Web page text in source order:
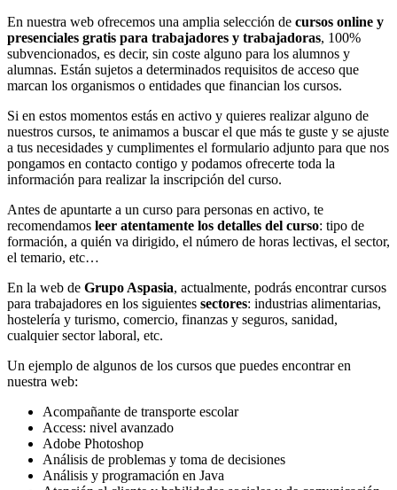
En nuestra web ofrecemos una amplia selección de cursos online y
presenciales gratis para trabajadores y trabajadoras, 100%
subvencionados, es decir, sin coste alguno para los alumnos y
alumnas. Están sujetos a determinados requisitos de acceso que
marcan los organismos o entidades que financian los cursos.
Si en estos momentos estás en activo y quieres realizar alguno de
nuestros cursos, te animamos a buscar el que más te guste y se ajuste
a tus necesidades y cumplimentes el formulario adjunto para que nos
pongamos en contacto contigo y podamos ofrecerte toda la
información para realizar la inscripción del curso.
Antes de apuntarte a un curso para personas en activo, te
recomendamos leer atentamente los detalles del curso: tipo de
formación, a quién va dirigido, el número de horas lectivas, el sector,
el temario, etc…
En la web de Grupo Aspasia, actualmente, podrás encontrar cursos
para trabajadores en los siguientes sectores: industrias alimentarias,
hostelería y turismo, comercio, finanzas y seguros, sanidad,
cualquier sector laboral, etc.
Un ejemplo de algunos de los cursos que puedes encontrar en
nuestra web:
Acompañante de transporte escolar
Access: nivel avanzado
Adobe Photoshop
Análisis de problemas y toma de decisiones
Análisis y programación en Java